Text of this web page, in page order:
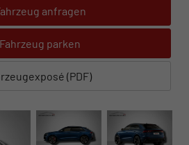
anfragen
Fahrzeug parken
(PDF)